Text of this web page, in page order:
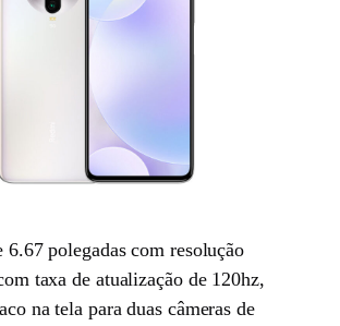
polegadas com resolução
taxa de atualização de 120hz,
na tela para duas câmeras de